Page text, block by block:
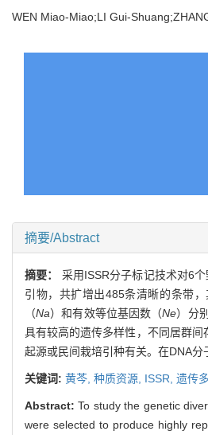
WEN Miao-Miao;LI Gui-
摘要/Abstract
摘要： 采用ISSR分子标记技术对6
引物，共扩增出485条清晰的条带
（Na）和有效等位基因数（Ne）分
具有较高的遗传多样性，不同居群
起源或民间栽培引种有关。在DNA
关键词: 黄芩, 种质资源, ISSR, 遗传
Abstract:To study the genetic
were selected to produce highly